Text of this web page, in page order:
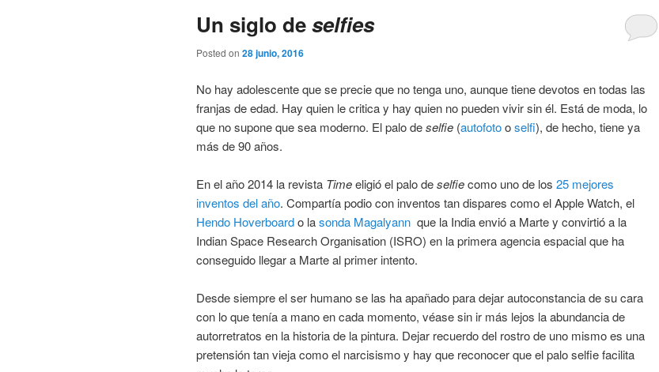
Un siglo deselfies
Posted on 28 junio, 2016
No hay adolescente que se precie que no tenga uno, aunque tiene devotos en todas las
franjas de edad. Hay quien le critica y hay quien no pueden vivir sin él. Está de moda, lo
que no supone que sea moderno. El palo deselfie (autofotooselfi), de hecho, tiene ya
más de 90 años.
En el año 2014 la revista Timeeligió el palo deselfiecomo uno de los 25 mejores
inventos del año. Compartía podio con inventos tan dispares como el Apple Watch, el
Hendo Hoverboardo lasonda Magalyann que la India envió a Marte y convirtió a la
Indian Space Research Organisation (ISRO) en la primera agencia espacial que ha
conseguido llegar a Marte al primer intento.
Desde siempre el ser humano se las ha apañado para dejar autoconstancia de su cara
con lo que tenía a mano en cada momento, véase sin ir más lejos la abundancia de
autorretratos en la historia de la pintura. Dejar recuerdo del rostro de uno mismo es una
pretensión tan vieja como el narcisismo y hay que reconocer que el palo selfie facilita